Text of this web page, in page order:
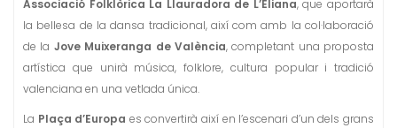
Associació Folklòrica La Llauradora de L’Eliana, que aportarà
la bellesa de la dansa tradicional, així com amb la col·laboració
de la Jove Muixeranga de València, completant una proposta
artística que unirà música, folklore, cultura popular i tradició
valenciana en una vetlada única.
La Plaça d’Europa es convertirà així en l’escenari d’un dels grans